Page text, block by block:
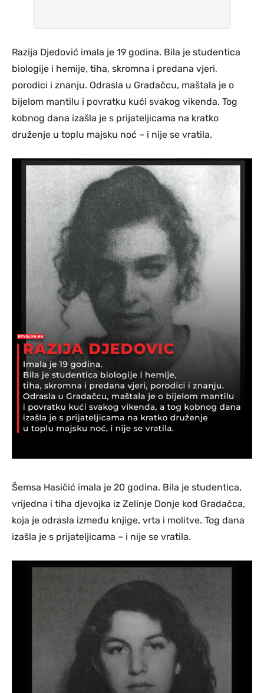
Razija Djedović imala je 19 godina. Bila je studentica
biologije i hemije, tiha, skromna i predana vjeri,
porodici i znanju. Odrasla u Gradačcu, maštala je o
bijelom mantilu i povratku kući svakog vikenda. Tog
kobnog dana izašla je s prijateljicama na kratko
druženje u toplu majsku noć – i nije se vratila.
Šemsa Hasičić imala je 20 godina. Bila je studentica,
vrijedna i tiha djevojka iz Zelinje Donje kod Gradačca,
koja je odrasla između knjige, vrta i molitve. Tog dana
izašla je s prijateljicama – i nije se vratila.